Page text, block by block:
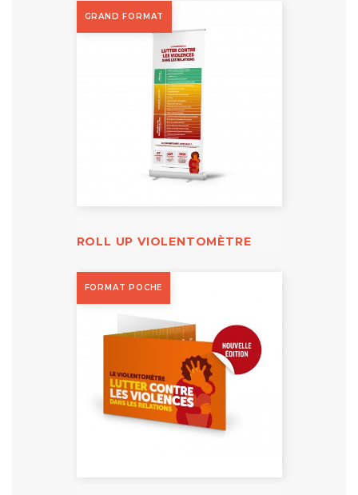
GRAND FORMAT
ROLL UP VIOLENTOMÈTRE
FORMAT POCHE